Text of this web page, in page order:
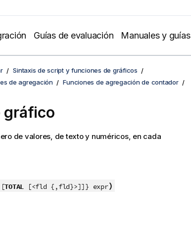
Guías de evaluación Manuales y guías
Sintaxis de script y funciones de gráficos
de agregación Funciones de agregación de contador
de valores, de texto y numéricos, en cada
TOTAL [<fld {,fld}>]]} expr)